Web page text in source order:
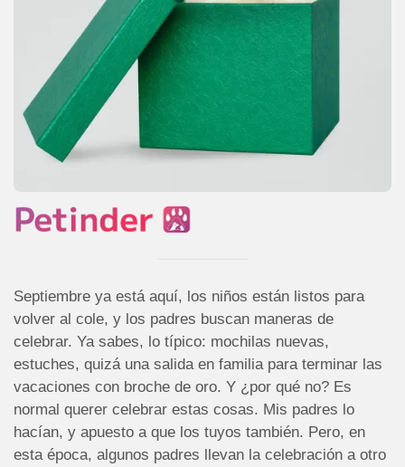
Septiembre ya está aquí, los niños están listos para
volver al cole, y los padres buscan maneras de
celebrar. Ya sabes, lo típico: mochilas nuevas,
estuches, quizá una salida en familia para terminar las
vacaciones con broche de oro. Y ¿por qué no? Es
normal querer celebrar estas cosas. Mis padres lo
hacían, y apuesto a que los tuyos también. Pero, en
esta época, algunos padres llevan la celebración a otro